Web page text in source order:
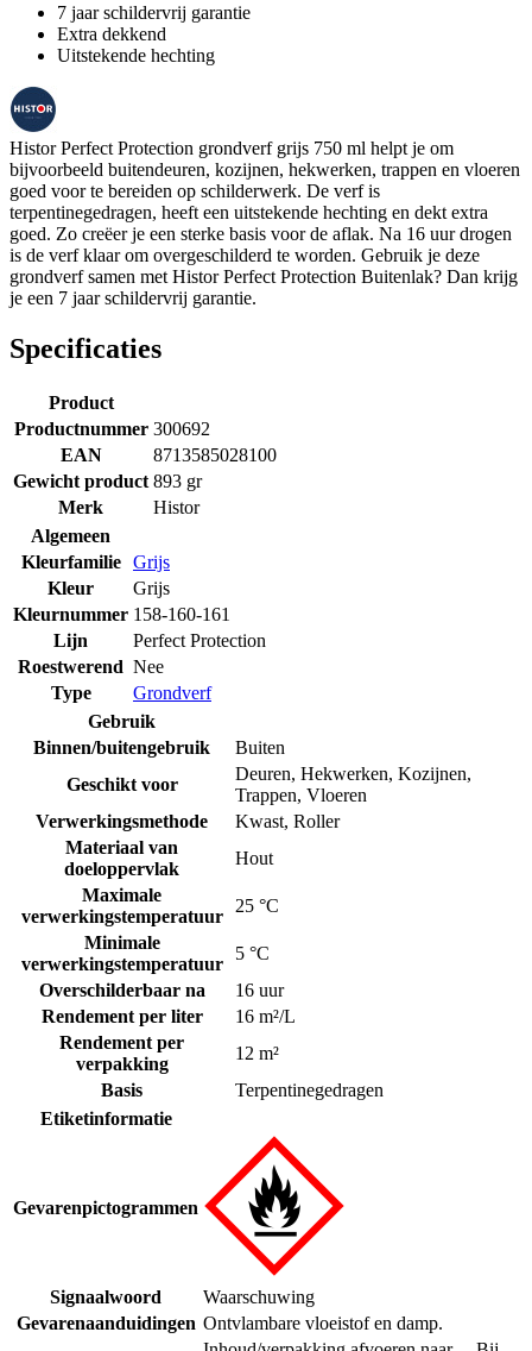
7 jaar schildervrij garantie
Extra dekkend
Uitstekende hechting
Histor Perfect Protection grondverf grijs 750 ml helpt je om
bijvoorbeeld buitendeuren, kozijnen, hekwerken, trappen en vloeren
goed voor te bereiden op schilderwerk. De verf is
terpentinegedragen, heeft een uitstekende hechting en dekt extra
goed. Zo creëer je een sterke basis voor de aflak. Na 16 uur drogen
is de verf klaar om overgeschilderd te worden. Gebruik je deze
grondverf samen met Histor Perfect Protection Buitenlak? Dan krijg
je een 7 jaar schildervrij garantie.
Specificaties
Product
Productnummer 300692
EAN
8713585028100
Gewicht product 893 gr
Merk
Histor
Algemeen
Kleurfamilie
Grijs
Kleur
Grijs
Kleurnummer 158-160-161
Lijn
Perfect Protection
Roestwerend Nee
Type
Grondverf
Gebruik
Binnen/buitengebruik
Buiten
Geschikt voor
Deuren, Hekwerken, Kozijnen,
Trappen, Vloeren
Verwerkingsmethode
Kwast, Roller
Materiaal van
doeloppervlak
Hout
Maximale
verwerkingstemperatuur
25 °C
Minimale
verwerkingstemperatuur
5 °C
Overschilderbaar na
16 uur
Rendement per liter
16 m²/L
Rendement per
verpakking
12 m²
Basis
Terpentinegedragen
Etiketinformatie
Gevarenpictogrammen
Signaalwoord
Waarschuwing
Gevarenaanduidingen Ontvlambare vloeistof en damp.